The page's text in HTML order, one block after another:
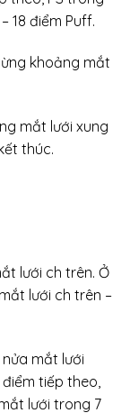
18 điểm Puff.
khoảng mắt
mắt lưới xung
thúc.
lưới ch trên. Ở
lưới ch trên –
mắt lưới
tiếp theo,
lưới trong 7